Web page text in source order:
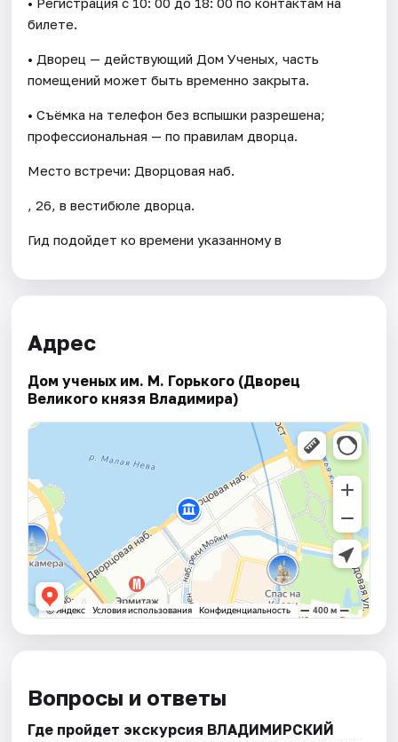
билете.
• Дворец — действующий Дом Ученых, часть
помещений может быть временно закрыта.
• Съёмка на телефон без вспышки разрешена;
профессиональная — по правилам дворца.
Место встречи: Дворцовая наб.
, 26, в вестибюле дворца.
Гид подойдет ко времени указанному в
Адрес
Дом ученых им. М. Горького (Дворец
Великого князя Владимира)
Вопросы и ответы
Где пройдет экскурсия ВЛАДИМИРСКИЙ